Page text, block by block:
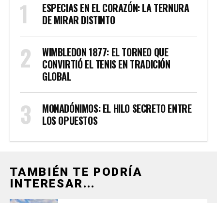
ESPECIAS EN EL CORAZÓN: LA TERNURA
DE MIRAR DISTINTO
WIMBLEDON 1877: EL TORNEO QUE
CONVIRTIÓ EL TENIS EN TRADICIÓN
GLOBAL
MONADÓNIMOS: EL HILO SECRETO ENTRE
LOS OPUESTOS
TAMBIÉN TE PODRÍA
INTERESAR...